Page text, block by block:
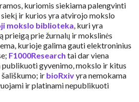
kuriomis siekiama palengvinti
ir kurios yra atvirojo mokslo
mokslo biblioteka, kuri yra
prie žurnalų ir mokslinės
kurioje galima gauti elektroninius
F1000Research tai dar viena
gyvenimo, mokslo ir kitus
ir bioRxivyra nemokama
ir platinami nepublikuoti